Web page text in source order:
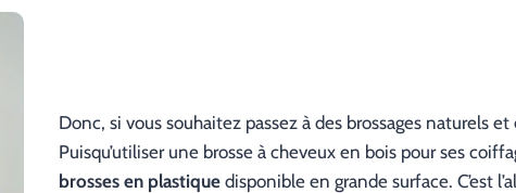
Donc, si vous souhaitez passez à des brossages naturels
Puisqu’utiliser une brosse à cheveux en bois pour ses
brosses en plastiquedisponible en grande surface. C’est